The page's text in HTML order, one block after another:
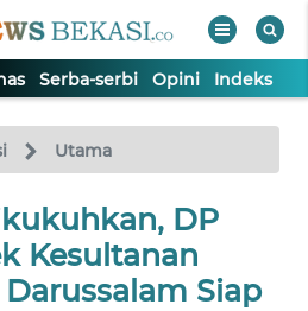
Serba-serbi Opini Indeks
Utama
DP
Kesultanan
Siap